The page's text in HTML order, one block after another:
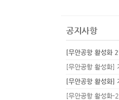
공지사항
[무안공항 활성화
[무안공항 활성화]
[무안공항 활성화]